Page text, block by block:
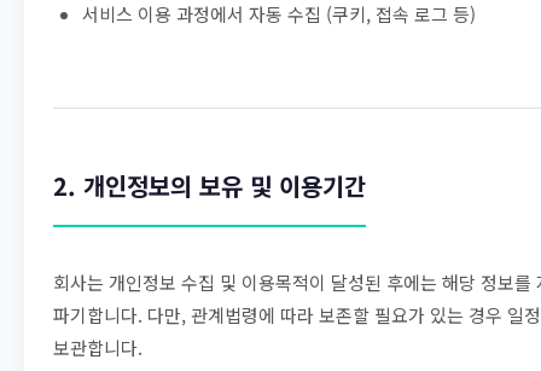
서비스 이용 과정에서 자동 수집 (쿠키, 접속 로그 등)
2. 개인정보의 보유 및 이용기간
회사는 개인정보 수집 및 이용목적이 달성된 후에는 해당 정보를
파기합니다. 다만, 관계법령에 따라 보존할 필요가 있는 경우 일
보관합니다.